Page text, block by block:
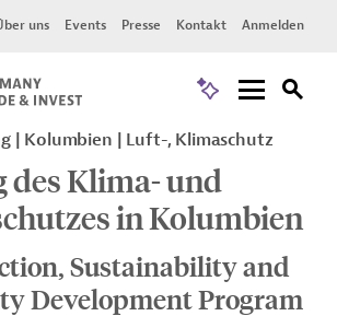
uns Events Presse Kontakt Anmelden
Kolumbien Luft-, Klimaschutz
des Klima- und
in Kolumbien
Sustainability and
Development Program